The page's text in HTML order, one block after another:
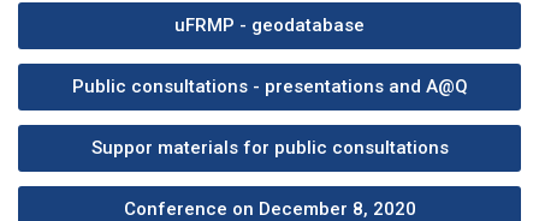
uFRMP - geodatabase
Public consultations - presentations and A@Q
Suppor materials for public consultations
Conference on December 8, 2020